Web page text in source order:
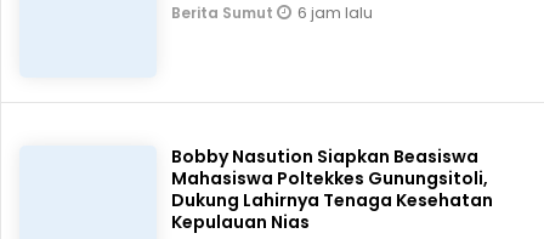
Berita Sumut 6 jam lalu
Bobby Nasution Siapkan Beasiswa
Mahasiswa Poltekkes Gunungsitoli,
Dukung Lahirnya Tenaga Kesehatan
Kepulauan Nias